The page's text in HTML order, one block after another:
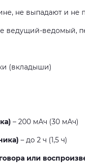
не выпадают и не
ведущий-ведомый,
(вкладыши)
– 200 мАч (30 мАч)
– до 2 ч (1,5 ч)
или